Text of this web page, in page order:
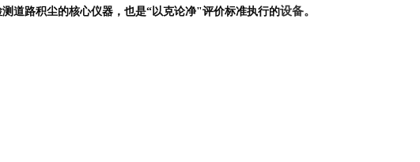
道路积尘的核心仪器，也是“以克论净"评价标准执行的设备。